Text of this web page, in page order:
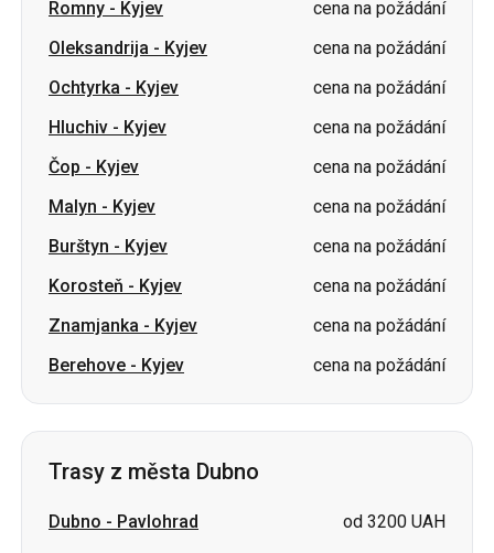
Hluchiv-Kyjev
cena na požádání
Čop-Kyjev
cena na požádání
Malyn-Kyjev
cena na požádání
Burštyn-Kyjev
cena na požádání
Korosteň-
cena na požádání
Znamjanka-Kyjev
cena na požádání
Berehove-Kyjev cena na požádání
Trasy z města Dubno
Dubno-Pavlohrad
od 3200 UAH
Dubno -Izjum
Dubno-Černovice
cena na požádání